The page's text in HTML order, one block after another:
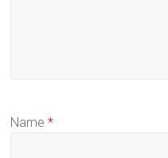
Name*